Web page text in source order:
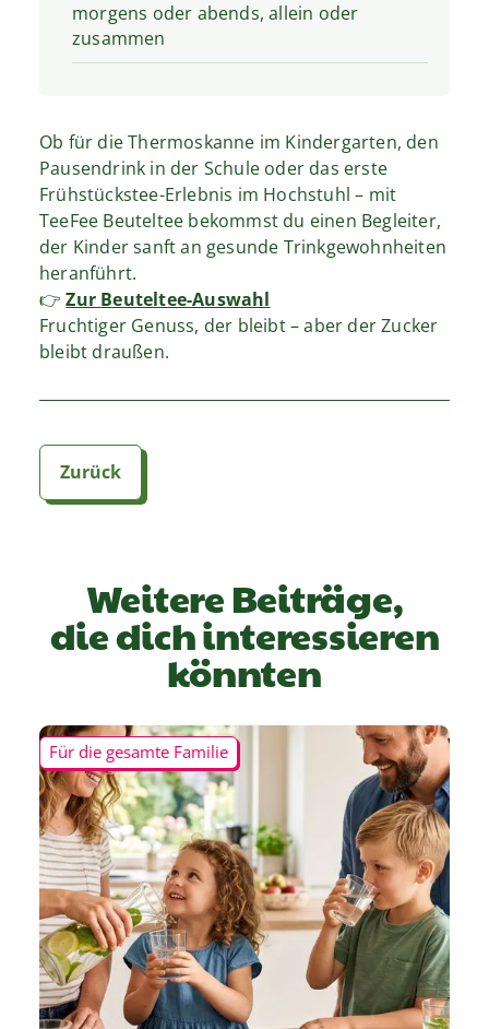
morgens oder abends, allein oder
zusammen
Ob für die Thermoskanne im Kindergarten, den
Pausendrink in der Schule oder das erste
Frühstückstee-Erlebnis im Hochstuhl – mit
TeeFee Beuteltee bekommst du einen Begleiter,
der Kinder sanft an gesunde Trinkgewohnheiten
heranführt.
👉Zur Beuteltee-Auswahl
Fruchtiger Genuss, der bleibt – aber der Zucker
bleibt draußen.
Zurück
Weitere Beiträge,
die dich interessieren
könnten
Für die gesamte Familie